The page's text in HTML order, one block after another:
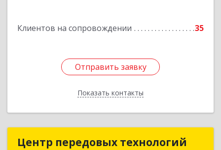
Клиентов на сопровождении 35
Отправить заявку
Показать контакты
Отправить заявку
Назад
Центр передовых технологий
Центр передовых технологий